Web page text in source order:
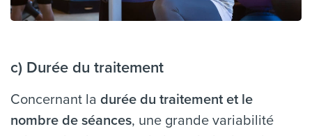
c) Durée du traitement
Concernant la durée du traitement et le
nombre de séances, une grande variabilité